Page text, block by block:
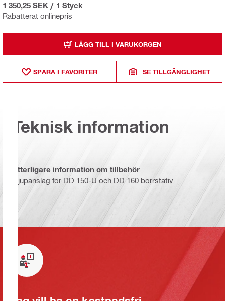
Rabatterat onlinepris
1 350,25 SEK / 1 Styck
LÄGG TILL I VARUKORGEN
SPARA I FAVORITER SE TILLGÄNGLIGHET
Teknisk information
Ytterligare information om tillbehör
Djupanslag för DD 150-U och DD 160 borrstativ